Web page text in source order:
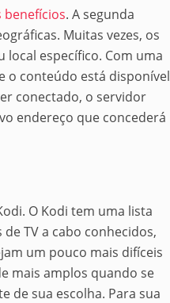
benefícios. A segunda
Muitas vezes, os
local específico. Com uma
o conteúdo está disponível
conectado, o servidor
endereço que concederá
O Kodi tem uma lista
TV a cabo conhecidos,
um pouco mais difíceis
mais amplos quando se
de sua escolha. Para sua